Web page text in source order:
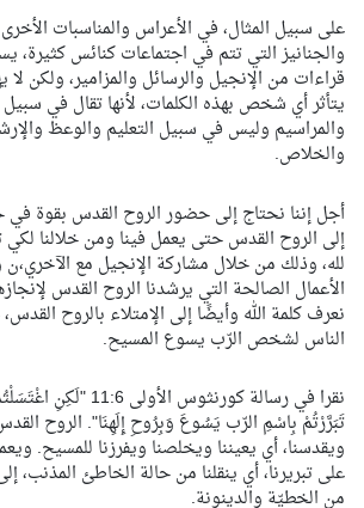
على سبيل المثال، في الأعراس والمناسبات
والجنانيز التي تتم في اجتماعات كنائس كثيرة،
قراءات من الإنجيل والرسائل والمزامير، ولكن لا
يتأثر أي شخص بهذه الكلمات، لأنها تقال في
والمراسيم وليس في سبيل التعليم والوعظ
والخلاص.
أجل إننا نحتاج إلى حضور الروح القدس بقوة في
إلى الروح القدس حتى يعمل فينا ومن خلالنا لكي
لله، وذلك من خلال مشاركة الإنجيل مع
الأعمال الصالحة التي يرشدنا الروح القدس
نعرف كلمة الله وأيضًا إلى الإمتلاء بالروح
الناس لشخص الرّب يسوع المسيح.
نقرا في رسالة كورنثوس
تَبَرَّرْتُمْ بِاسْمِ الرّب يَسُوعَ وَبِرُوحِ إِلَهِنَا". الروح
ويقدسنا، أي يعيننا ويخلصنا ويفرزنا للمسيح.
على تبريرنا، أي ينقلنا من حالة الخاطئ المذنب،
من الخطيّة والدينونة.